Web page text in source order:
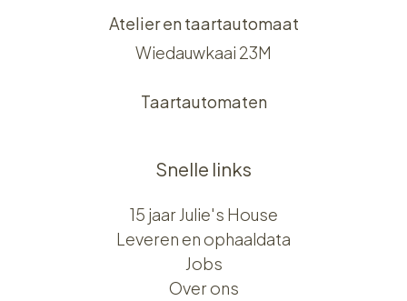
Atelier en taartautomaat
Wiedauwkaai 23M
Taartautomaten
Snelle links
15 jaar Julie's House
Leveren en ophaaldata
Jobs
Over ons​​